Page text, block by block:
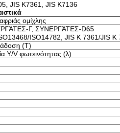
JIS K7361, JIS K7136
ομίχλης
Γ, ΣΥΝΕΡΓΆΤΕΣ-D65
ISO14782, JIS Κ 7361/JIS Κ
(Τ)
Y/V φωτεινότητας (λ)